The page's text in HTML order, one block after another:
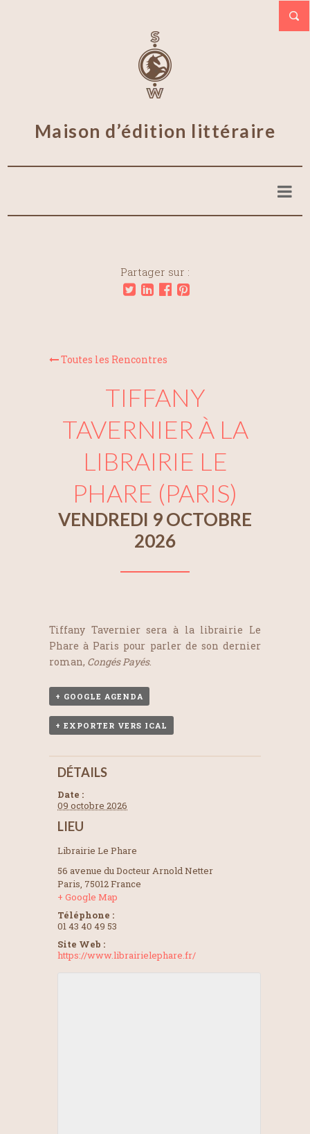
Maison d’édition littéraire
Partager sur :
Toutes les Rencontres
TIFFANY
TAVERNIER À LA
LIBRAIRIE LE
PHARE (PARIS)
VENDREDI 9 OCTOBRE
2026
Tiffany Tavernier sera à la librairie Le
Phare à Paris pour parler de son dernier
roman, Congés Payés.
+ GOOGLE AGENDA
+ EXPORTER VERS ICAL
DÉTAILS
Date :
09 octobre 2026
LIEU
Librairie Le Phare
56 avenue du Docteur Arnold Netter
Paris, 75012France
+ Google Map
Téléphone :
01 43 40 49 53
Site Web :
https://www.librairielephare.fr/